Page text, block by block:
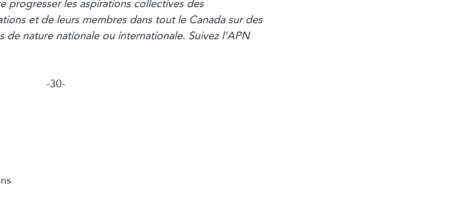
progresser les aspirations collectives des
et de leurs membres dans tout le Canada sur des
nature nationale ou internationale. Suivez l’APN
-30-